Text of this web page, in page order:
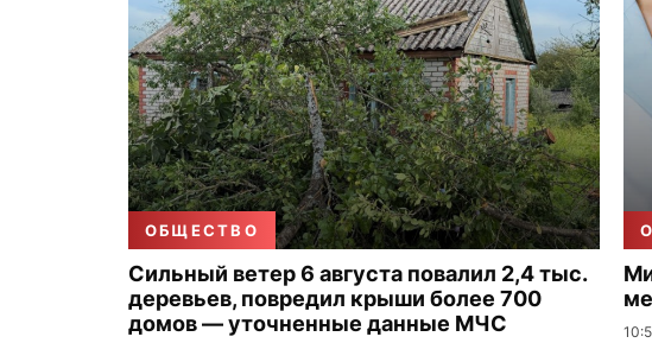
ОБЩЕСТВО
Сильный ветер 6 августа повалил 2,4 тыс.
деревьев, повредил крыши более 700
домов — уточненные данные МЧС